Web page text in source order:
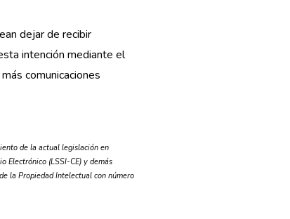
dejar de recibir
intención mediante el
comunicaciones
de la actual legislación en
Electrónico (LSSI-CE) y demás
la Propiedad Intelectual con número